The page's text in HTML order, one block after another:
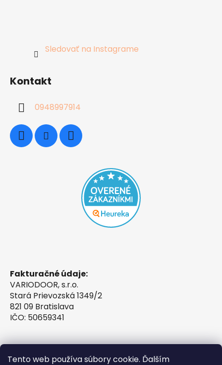
Tento web používa súbory cookie. Ďalším
Sledovať na Instagrame
Kontakt
0948997914
Fakturačné údaje:
VARIODOOR, s.r.o.
Stará Prievozská 1349/2
821 09 Bratislava
IČO: 50659341